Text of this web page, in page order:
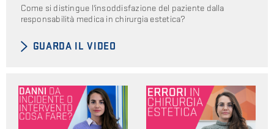
Come si distingue l'insoddisfazione del paziente dalla
responsabilità medica in chirurgia estetica?
GUARDA IL VIDEO